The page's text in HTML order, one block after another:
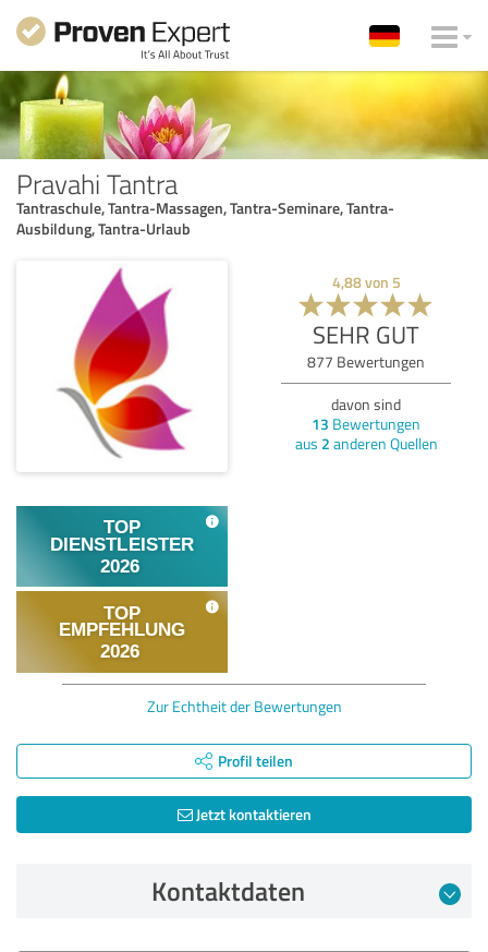
Pravahi Tantra
Tantraschule, Tantra-Massagen, Tantra-Seminare, Tantra-
Ausbildung, Tantra-Urlaub
4,88von 5
SEHR GUT
877 Bewertungen
davon sind
13 Bewertungen
aus 2 anderen Quellen
Zur Echtheit der Bewertungen
Profil teilen
Jetzt kontaktieren
Kontaktdaten